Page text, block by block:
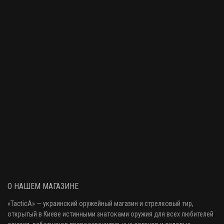
О НАШЕМ МАГАЗИНЕ
«TacticA» — украинский оружейный магазин и стрелковый тир,
открытый в Киеве истинными знатоками оружия для всех любителей